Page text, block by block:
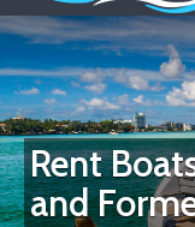
Rent
and